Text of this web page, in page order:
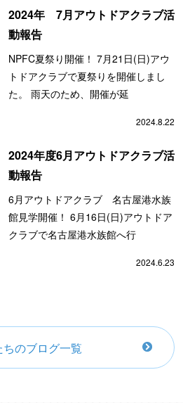
2024年 7月アウトドアクラブ活
動報告
NPFC夏祭り開催！ 7月21日(日)アウ
トドアクラブで夏祭りを開催しまし
た。 雨天のため、開催が延
2024.8.22
2024年度6月アウトドアクラブ活
動報告
6月アウトドアクラブ 名古屋港水族
館見学開催！ 6月16日(日)アウトドア
クラブで名古屋港水族館へ行
2024.6.23
ちのブログ一覧